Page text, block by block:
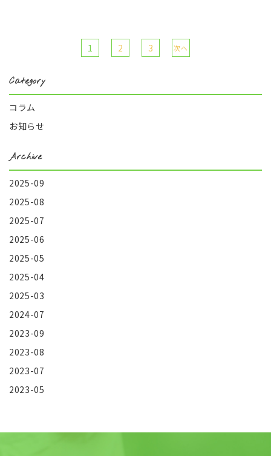
1 2 3 次へ
Category
コラム
お知らせ
Archive
2025-09
2025-08
2025-07
2025-06
2025-05
2025-04
2025-03
2024-07
2023-09
2023-08
2023-07
2023-05